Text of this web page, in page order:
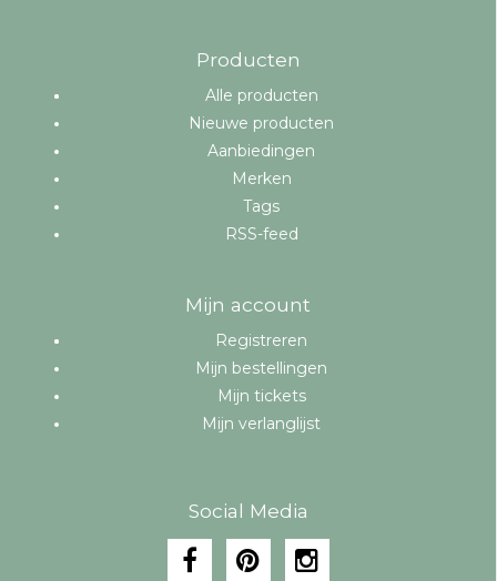
Producten
Alle producten
Nieuwe producten
Aanbiedingen
Merken
Tags
RSS-feed
Mijn account
Registreren
Mijn bestellingen
Mijn tickets
Mijn verlanglijst
Social Media